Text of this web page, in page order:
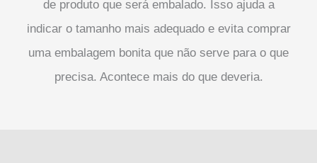
de produto que será embalado. Isso ajuda a
indicar o tamanho mais adequado e evita comprar
uma embalagem bonita que não serve para o que
precisa. Acontece mais do que deveria.